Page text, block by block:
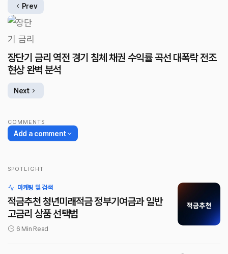
Prev
장단기 금리 역전 경기 침체 채권 수익률 곡선 대폭락 전조
현상 완벽 분석
Next
COMMENTS
Add a comment
SPOTLIGHT
마케팅 및 검색
적금추천 청년미래적금 정부기여금과 일반
고금리 상품 선택법
6 Min Read